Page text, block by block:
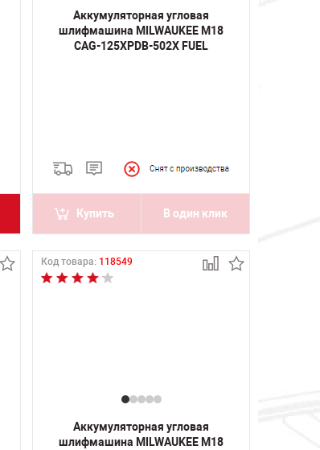
Аккумуляторная угловая
шлифмашина MILWAUKEE M18
CAG-125XPDB-502X FUEL
Купить В один клик
Код товара: 118549
Аккумуляторная угловая
шлифмашина MILWAUKEE M18